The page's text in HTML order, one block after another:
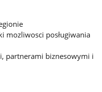
mozliwosci posługiwania
partnerami biznesowymi i